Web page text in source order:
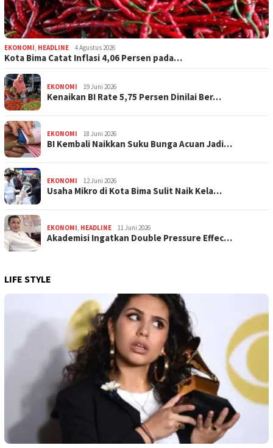
EKONOMI, HEADLINE 4 Agustus 2026
Kota Bima Catat Inflasi 4,06 Persen pada…
EKONOMI 19 Juni 2026
Kenaikan BI Rate 5,75 Persen Dinilai Ber…
EKONOMI 18 Juni 2026
BI Kembali Naikkan Suku Bunga Acuan Jadi…
EKONOMI 12 Juni 2026
Usaha Mikro di Kota Bima Sulit Naik Kela…
EKONOMI, HEADLINE 11 Juni 2026
Akademisi Ingatkan Double Pressure Effec…
LIFE STYLE